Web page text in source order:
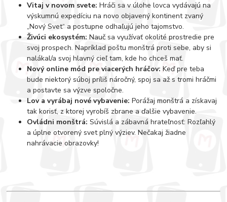
Vitaj v novom svete: Hráči sa v úlohe lovca vydávajú na
výskumnú expedíciu na novo objavený kontinent zvaný
„Nový Svet“ a postupne odhaľujú jeho tajomstvo.
Živúci ekosystém:Nauč sa využívať okolité prostredie pre
svoj prospech. Napríklad poštu monštrá proti sebe, aby si
nalákal/a svoj hlavný cieľ tam, kde ho chceš mať.
Nový online mód pre viacerých hráčov: Keď pre teba
bude niektorý súboj príliš náročný, spoj sa až s tromi hráčmi
a postavte sa výzve spoločne.
Lov a vyrábaj nové vybavenie: Porážaj monštrá a získavaj
tak korisť, z ktorej vyrobíš zbrane a ďalšie vybavenie.
Ovládni monštrá: Súvislá a zábavná hrateľnosť: Rozľahlý
a úplne otvorený svet plný výziev. Nečakaj žiadne
nahrávacie obrazovky!